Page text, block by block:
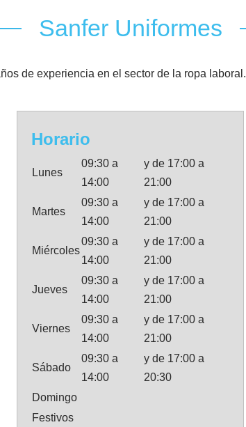
Sanfer Uniformes
de experiencia en el sector de la ropa laboral.
Horario
Lunes
09:30 a
14:00
y de 17:00 a
21:00
Martes
09:30 a
14:00
y de 17:00 a
21:00
Miércoles
09:30 a
14:00
y de 17:00 a
21:00
Jueves
09:30 a
14:00
y de 17:00 a
21:00
Viernes
09:30 a
14:00
y de 17:00 a
21:00
Sábado
09:30 a
14:00
y de 17:00 a
20:30
Domingo
Festivos